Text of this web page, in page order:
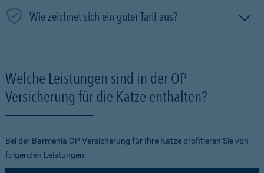
Wie zeichnet sich ein guter Tarif aus?
Welche Leistungen sind in der OP-
Versicherung für die Katze enthalten?
Bei der Barmenia OP Versicherung für Ihre Katze profitieren Sie von
folgenden Leistungen: